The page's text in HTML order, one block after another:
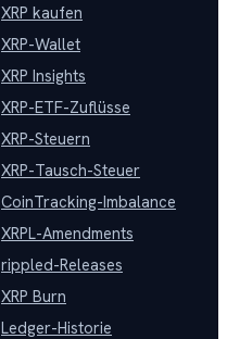
XRP kaufen
XRP-Wallet
XRP Insights
XRP-ETF-Zuflüsse
XRP-Steuern
XRP-Tausch-Steuer
CoinTracking-Imbalance
XRPL-Amendments
rippled-Releases
XRP Burn
Ledger-Historie